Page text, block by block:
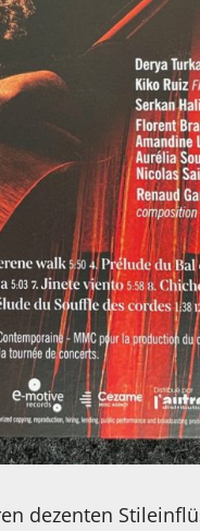
dezenten